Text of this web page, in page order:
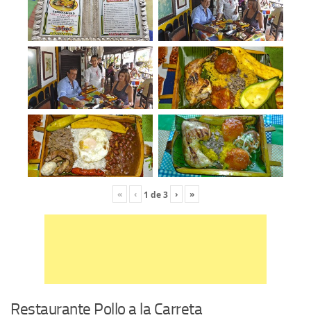
« ‹ 1 de3 › »
Restaurante Pollo a la Carreta